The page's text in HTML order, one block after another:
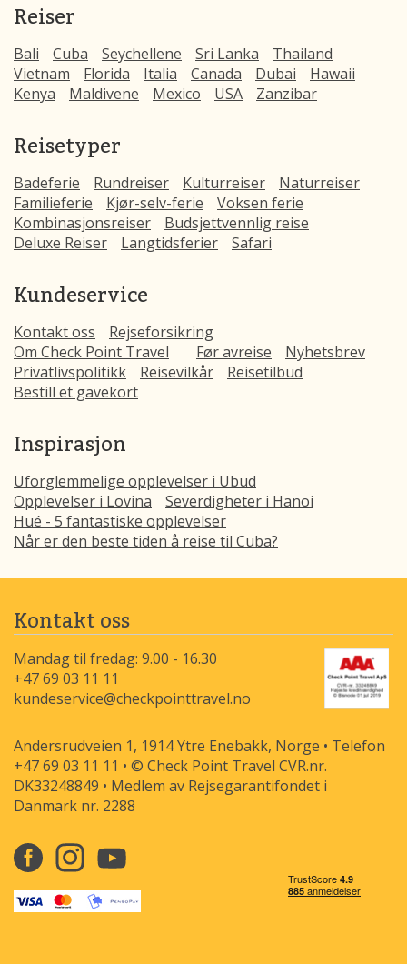
Reiser
Bali Cuba Seychellene Sri Lanka
Thailand
Vietnam
Florida Italia Canada Dubai
Hawaii
Kenya
Maldivene Mexico USA Zanzibar
Reisetyper
Badeferie Rundreiser Kulturreiser
Naturreiser
Familieferie
Kjør-selv-ferie
Voksen ferie
Kombinasjonsreiser
Budsjettvennlig reise
Deluxe Reiser
Langtidsferier Safari
Kundeservice
Kontakt oss
Rejseforsikring
Om Check Point Travel
Før avreise
Nyhetsbrev
Privatlivspolitikk
Reisevilkår
Reisetilbud
Bestill et gavekort
Inspirasjon
Uforglemmelige opplevelser i Ubud
Opplevelser i Lovina
Severdigheter i Hanoi
Hué - 5 fantastiske opplevelser
Når er den beste tiden å reise til Cuba?
Kontakt oss
Mandag til fredag: 9.00 - 16.30
+47 69 03 11 11
kundeservice@checkpointtravel.no
Andersrudveien 1, 1914 Ytre Enebakk, Norge • Telefon
+47 69 03 11 11 • © Check Point Travel CVR.nr.
DK33248849 • Medlem av Rejsegarantifondet i
Danmark nr. 2288